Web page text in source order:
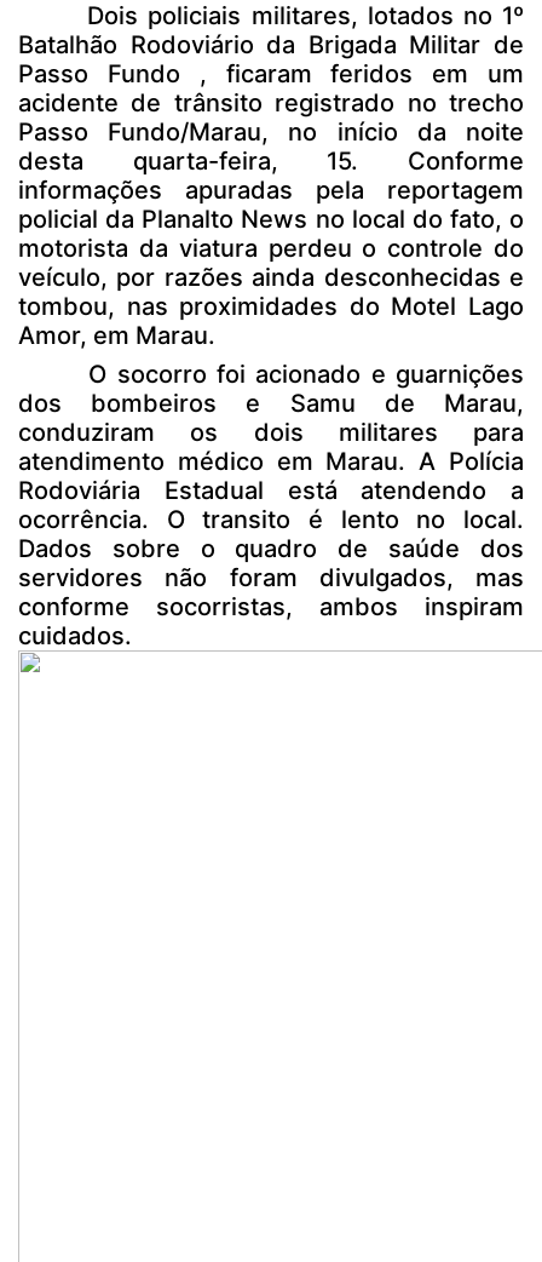
Dois policiais militares, lotados no 1º
Batalhão Rodoviário da Brigada Militar de
Passo Fundo , ficaram feridos em um
acidente de trânsito registrado no trecho
Passo Fundo/Marau, no início da noite
desta quarta-feira, 15. Conforme
informações apuradas pela reportagem
policial da Planalto News no local do fato, o
motorista da viatura perdeu o controle do
veículo, por razões ainda desconhecidas e
tombou, nas proximidades do Motel Lago
Amor, em Marau.
O socorro foi acionado e guarnições
dos bombeiros e Samu de Marau,
conduziram os dois militares para
atendimento médico em Marau. A Polícia
Rodoviária Estadual está atendendo a
ocorrência. O transito é lento no local.
Dados sobre o quadro de saúde dos
servidores não foram divulgados, mas
conforme socorristas, ambos inspiram
cuidados.